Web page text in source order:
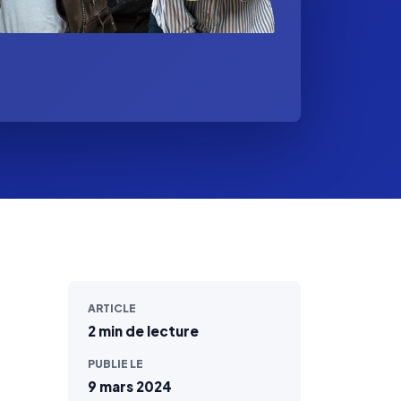
ARTICLE
2 min de lecture
PUBLIE LE
9 mars 2024